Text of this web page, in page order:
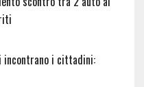
incontrano i cittadini: